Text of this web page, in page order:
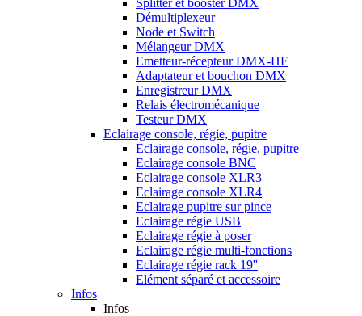
Splitter et booster DMX
Démultiplexeur
Node et Switch
Mélangeur DMX
Emetteur-récepteur DMX-HF
Adaptateur et bouchon DMX
Enregistreur DMX
Relais électromécanique
Testeur DMX
Eclairage console, régie, pupitre
Eclairage console, régie, pupitre
Eclairage console BNC
Eclairage console XLR3
Eclairage console XLR4
Eclairage pupitre sur pince
Eclairage régie USB
Eclairage régie à poser
Eclairage régie multi-fonctions
Eclairage régie rack 19''
Elément séparé et accessoire
Infos
Infos